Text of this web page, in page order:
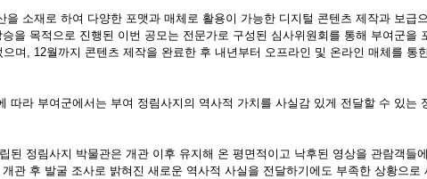
을 소재로 하여 다양한 포맷과 매체로 활용이 가능한 디지털 콘텐츠 제작과 보급
을 목적으로 진행된 이번 공모는 전문가로 구성된 심사위원회를 통해 부여군을
며, 12월까지 콘텐츠 제작을 완료한 후 내년부터 오프라인 및 온라인 매체를 통
따라 부여군에서는 부여 정림사지의 역사적 가치를 사실감 있게 전달할 수 있는
된 정림사지 박물관은 개관 이후 유지해 온 평면적이고 낙후된 영상을 관람객들
관 후 발굴 조사로 밝혀진 새로운 역사적 사실을 전달하기에도 부족한 상황으로